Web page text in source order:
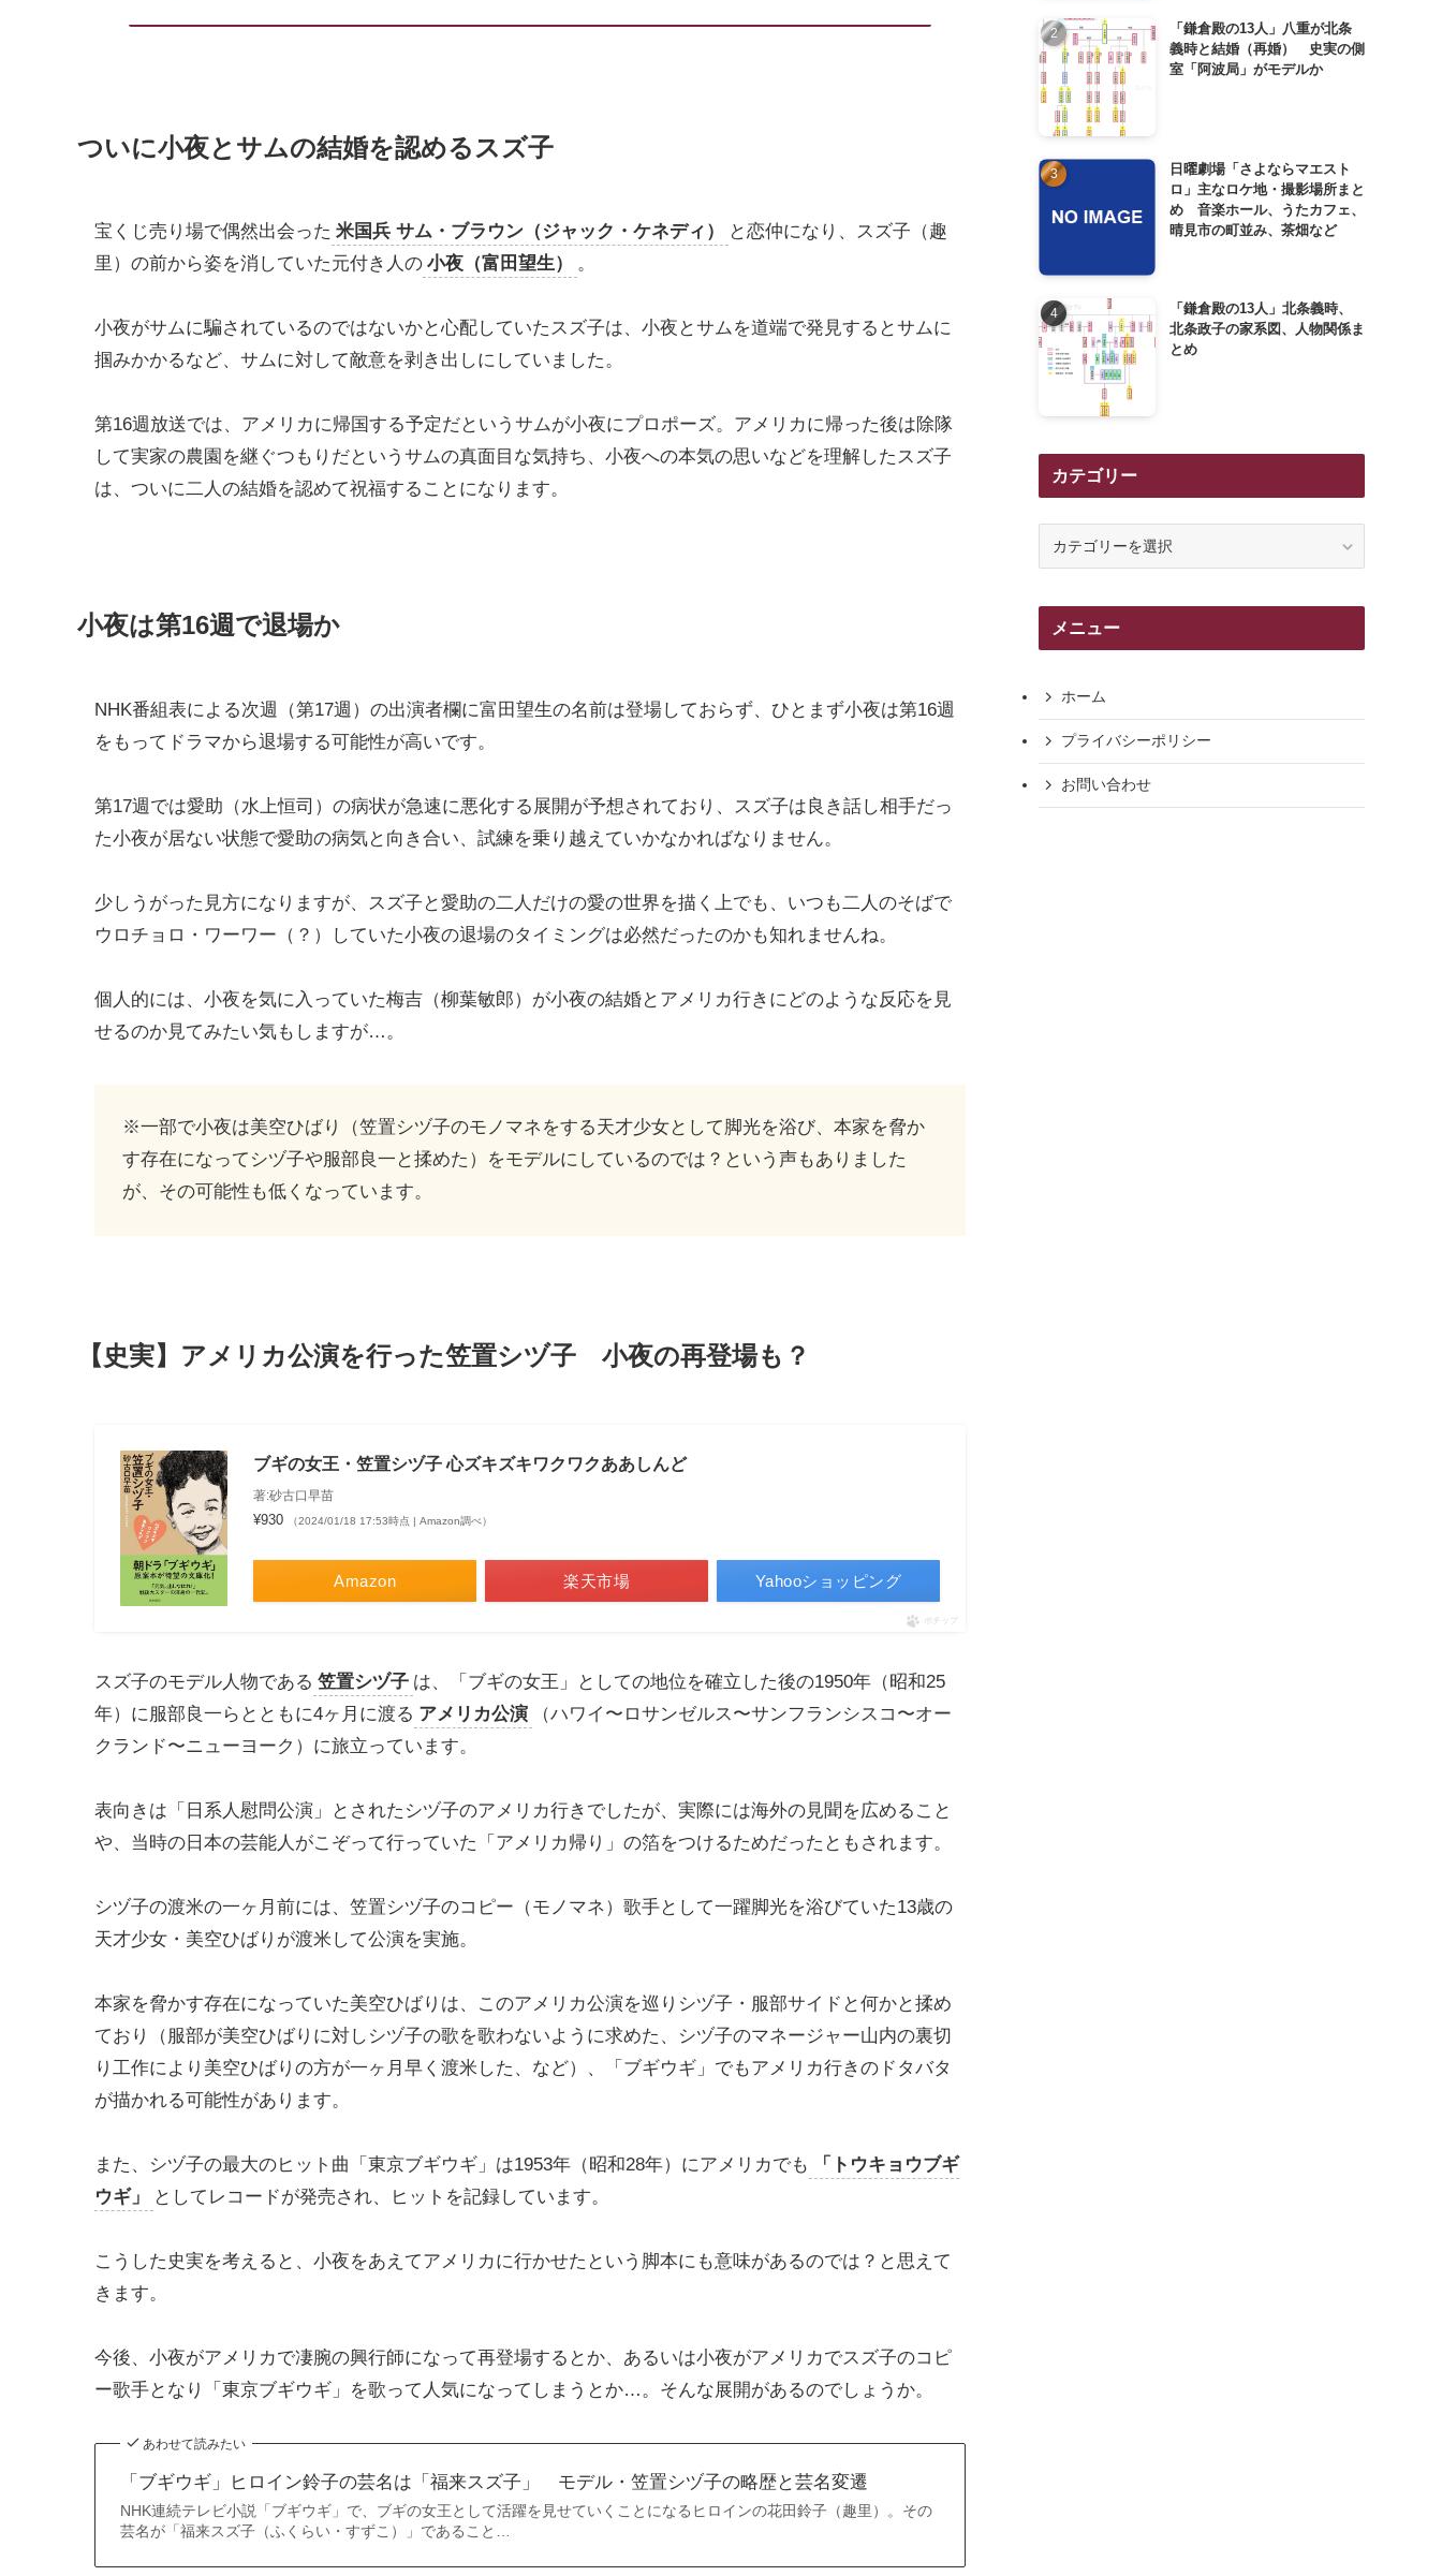
ついに小夜とサムの結婚を認めるスズ子
宝くじ売り場で偶然出会った 米国兵 サム・ブラウン（ジャック・ケネディ）
と恋仲になり、スズ子（趣
里）の前から姿を消していた元付き人の 小夜（富田望生） 。
小夜がサムに騙されているのではないかと心配していたスズ子は、小夜とサムを道端で発見するとサムに
掴みかかるなど、サムに対して敵意を剥き出しにしていました。
第16週放送では、アメリカに帰国する予定だというサムが小夜にプロポーズ。アメリカに帰った後は除隊
して実家の農園を継ぐつもりだというサムの真面目な気持ち、小夜への本気の思いなどを理解したスズ子
は、ついに二人の結婚を認めて祝福することになります。
小夜は第16週で退場か
NHK番組表による次週（第17週）の出演者欄に富田望生の名前は登場しておらず、ひとまず小夜は第16週
をもってドラマから退場する可能性が高いです。
第17週では愛助（水上恒司）の病状が急速に悪化する展開が予想されており、スズ子は良き話し相手だっ
た小夜が居ない状態で愛助の病気と向き合い、試練を乗り越えていかなかればなりません。
少しうがった見方になりますが、スズ子と愛助の二人だけの愛の世界を描く上でも、いつも二人のそばで
ウロチョロ・ワーワー（？）していた小夜の退場のタイミングは必然だったのかも知れませんね。
個人的には、小夜を気に入っていた梅吉（柳葉敏郎）が小夜の結婚とアメリカ行きにどのような反応を見
せるのか見てみたい気もしますが…。
※一部で小夜は美空ひばり（笠置シヅ子のモノマネをする天才少女として脚光を浴び、本家を脅か
す存在になってシヅ子や服部良一と揉めた）をモデルにしているのでは？という声もありました
が、その可能性も低くなっています。
【史実】アメリカ公演を行った笠置シヅ子 小夜の再登場も？
ブギの女王・笠置シヅ子 心ズキズキワクワクああしんど
著:砂古口早苗
¥930 （2024/01/18 17:53時点 | Amazon調べ）
Amazon 楽天市場 Yahooショッピング
ポチップ
スズ子のモデル人物である 笠置シヅ子 は、「ブギの女王」としての地位を確立した後の1950年（昭和25
年）に服部良一らとともに4ヶ月に渡る アメリカ公演
（ハワイ〜ロサンゼルス〜サンフランシスコ〜オー
クランド〜ニューヨーク）に旅立っています。
表向きは「日系人慰問公演」とされたシヅ子のアメリカ行きでしたが、実際には海外の見聞を広めること
や、当時の日本の芸能人がこぞって行っていた「アメリカ帰り」の箔をつけるためだったともされます。
シヅ子の渡米の一ヶ月前には、笠置シヅ子のコピー（モノマネ）歌手として一躍脚光を浴びていた13歳の
天才少女・美空ひばりが渡米して公演を実施。
本家を脅かす存在になっていた美空ひばりは、このアメリカ公演を巡りシヅ子・服部サイドと何かと揉め
ており（服部が美空ひばりに対しシヅ子の歌を歌わないように求めた、シヅ子のマネージャー山内の裏切
り工作により美空ひばりの方が一ヶ月早く渡米した、など）、「ブギウギ」でもアメリカ行きのドタバタ
が描かれる可能性があります。
また、シヅ子の最大のヒット曲「東京ブギウギ」は1953年（昭和28年）にアメリカでも
「トウキョウブギ
ウギ」
としてレコードが発売され、ヒットを記録しています。
こうした史実を考えると、小夜をあえてアメリカに行かせたという脚本にも意味があるのでは？と思えて
きます。
今後、小夜がアメリカで凄腕の興行師になって再登場するとか、あるいは小夜がアメリカでスズ子のコピ
ー歌手となり「東京ブギウギ」を歌って人気になってしまうとか…。そんな展開があるのでしょうか。
あわせて読みたい
「ブギウギ」ヒロイン鈴子の芸名は「福来スズ子」 モデル・笠置シヅ子の略歴と芸名変遷
NHK連続テレビ小説「ブギウギ」で、ブギの女王として活躍を見せていくことになるヒロインの花田鈴子（趣里）。その
芸名が「福来スズ子（ふくらい・すずこ）」であること…
「鎌倉殿の13人」八重が北条
義時と結婚（再婚） 史実の側
室「阿波局」がモデルか
日曜劇場「さよならマエスト
ロ」主なロケ地・撮影場所まと
め 音楽ホール、うたカフェ、
晴見市の町並み、茶畑など
「鎌倉殿の13人」北条義時、
北条政子の家系図、人物関係ま
とめ
カテゴリー
リ
メニュー
ホーム
プライバシーポリシー
お問い合わせ